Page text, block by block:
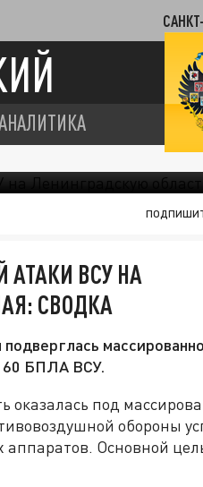
АТАКИ ВСУ НА
СВОДКА
60 БПЛА ВСУ.
оказалась под
обороны
Основной